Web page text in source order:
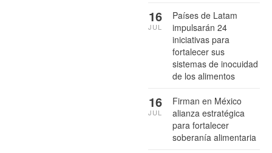
Países de Latam
impulsarán 24
iniciativas para
fortalecer sus
sistemas de inocuidad
de los alimentos
16
JUL
Firman en México
alianza estratégica
para fortalecer
soberanía alimentaria
16
JUL